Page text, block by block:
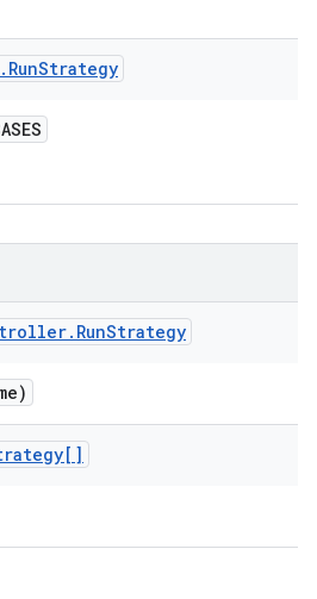
. RunStrategy
. RunStrategy